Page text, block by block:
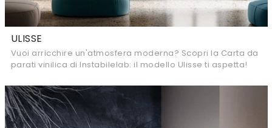
ULISSE
Vuoi arricchire un'atmosfera moderna? Scopri la Carta da
parati vinilica di Instabilelab: il modello Ulisse ti aspetta!